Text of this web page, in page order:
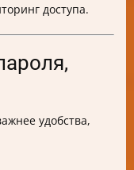
доступа.
удобства,